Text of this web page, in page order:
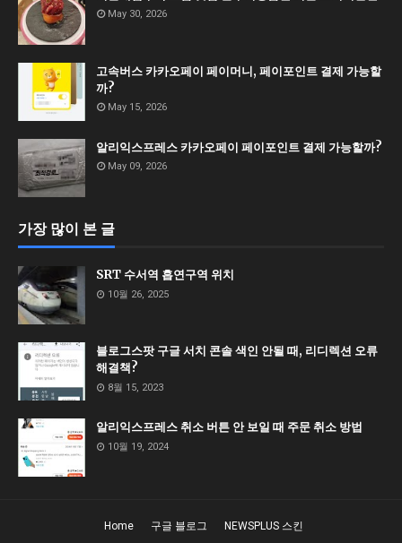
May 30, 2026
고속버스 카카오페이 페이머니, 페이포인트 결제 가능할
까?
May 15, 2026
알리익스프레스 카카오페이 페이포인트 결제 가능할까?
May 09, 2026
가장 많이 본 글
SRT 수서역 흡연구역 위치
10월 26, 2025
블로그스팟 구글 서치 콘솔 색인 안될 때, 리디렉션 오류
해결책?
8월 15, 2023
알리익스프레스 취소 버튼 안 보일 때 주문 취소 방법
10월 19, 2024
Home 구글 블로그 NEWSPLUS 스킨